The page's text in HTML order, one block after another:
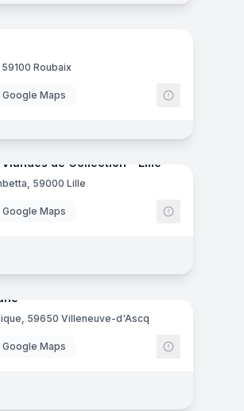
36panoramas
Roubaix
Google Maps
de Collection - Lille
59000 Lille
Google Maps
59650 Villeneuve-d'Ascq
Google Maps